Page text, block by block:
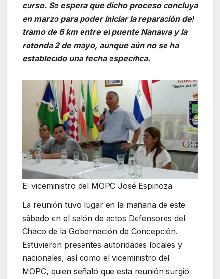
curso. Se espera que dicho proceso concluya
en marzo para poder iniciar la reparación del
tramo de 6 km entre el puente Nanawa y la
rotonda 2 de mayo, aunque aún no se ha
establecido una fecha específica.
El viceministro del MOPC José Espinoza
La reunión tuvo lugar en la mañana de este
sábado en el salón de actos Defensores del
Chaco de la Gobernación de Concepción.
Estuvieron presentes autoridades locales y
nacionales, así como el viceministro del
MOPC, quien señaló que esta reunión surgió